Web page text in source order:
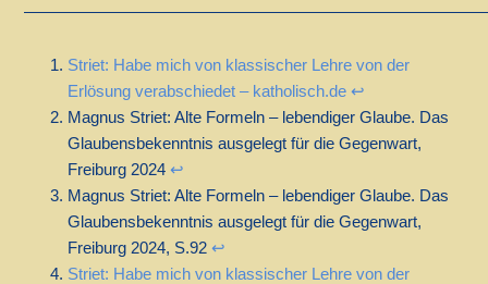
Striet: Habe mich von klassischer Lehre von der
Erlösung verabschiedet – katholisch.de ↩︎
Magnus Striet: Alte Formeln – lebendiger Glaube. Das
Glaubensbekenntnis ausgelegt für die Gegenwart,
Freiburg 2024↩︎
Magnus Striet: Alte Formeln – lebendiger Glaube. Das
Glaubensbekenntnis ausgelegt für die Gegenwart,
Freiburg 2024, S.92↩︎
Striet: Habe mich von klassischer Lehre von der